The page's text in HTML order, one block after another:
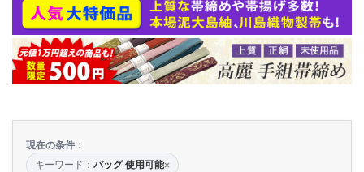
現在の条件：
キーワード： バッグ 使用可能×